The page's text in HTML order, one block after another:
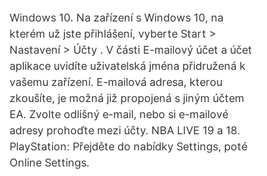
Windows 10. Na zařízení s Windows 10, na
kterém už jste přihlášení, vyberte Start >
Nastavení > Účty . V části E-mailový účet a účet
aplikace uvidíte uživatelská jména přidružená k
vašemu zařízení. E-mailová adresa, kterou
zkoušíte, je možná již propojená s jiným účtem
EA. Zvolte odlišný e-mail, nebo si e-mailové
adresy prohoďte mezi účty. NBA LIVE 19 a 18.
PlayStation: Přejděte do nabídky Settings, poté
Online Settings.